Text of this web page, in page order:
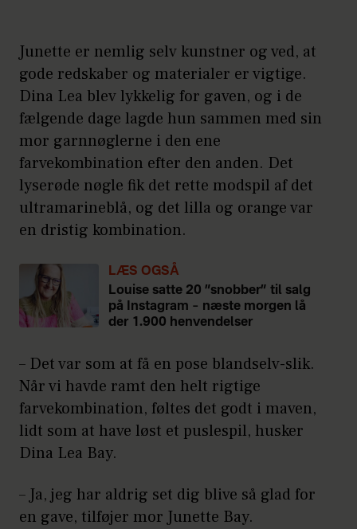
Junette er nemlig selv kunstner og ved, at
gode redskaber og materialer er vigtige.
Dina Lea blev lykkelig for gaven, og i de
fælgende dage lagde hun sammen med sin
mor garnnøglerne i den ene
farvekombination efter den anden. Det
lyserøde nøgle fik det rette modspil af det
ultramarineblå, og det lilla og orange var
en dristig kombination.
LÆS OGSÅ
Louise satte 20 ”snobber” til salg
på Instagram – næste morgen lå
der 1.900 henvendelser
– Det var som at få en pose blandselv-slik.
Når vi havde ramt den helt rigtige
farvekombination, føltes det godt i maven,
lidt som at have løst et puslespil, husker
Dina Lea Bay.
– Ja, jeg har aldrig set dig blive så glad for
en gave, tilføjer mor Junette Bay.